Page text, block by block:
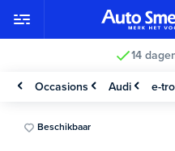
14
Occasions Audi e-
Beschikbaar